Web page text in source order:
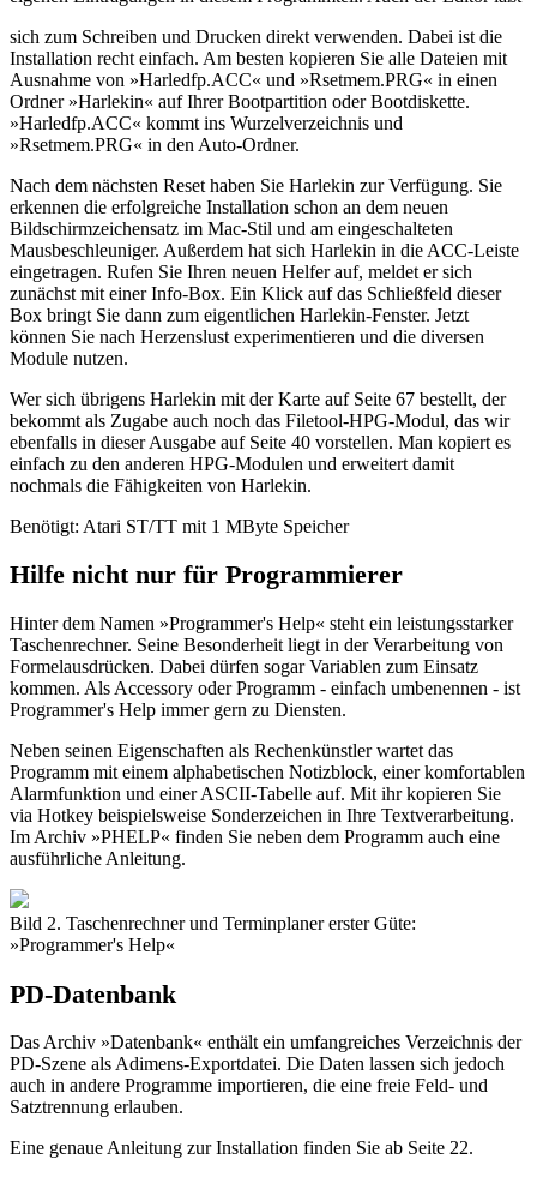
sich zum Schreiben und Drucken direkt verwenden. Dabei ist die
Installation recht einfach. Am besten kopieren Sie alle Dateien mit
Ausnahme von »Harledfp.ACC« und »Rsetmem.PRG« in einen
Ordner »Harlekin« auf Ihrer Bootpartition oder Bootdiskette.
»Harledfp.ACC« kommt ins Wurzelverzeichnis und
»Rsetmem.PRG« in den Auto-Ordner.
Nach dem nächsten Reset haben Sie Harlekin zur Verfügung. Sie
erkennen die erfolgreiche Installation schon an dem neuen
Bildschirmzeichensatz im Mac-Stil und am eingeschalteten
Mausbeschleuniger. Außerdem hat sich Harlekin in die ACC-Leiste
eingetragen. Rufen Sie Ihren neuen Helfer auf, meldet er sich
zunächst mit einer Info-Box. Ein Klick auf das Schließfeld dieser
Box bringt Sie dann zum eigentlichen Harlekin-Fenster. Jetzt
können Sie nach Herzenslust experimentieren und die diversen
Module nutzen.
Wer sich übrigens Harlekin mit der Karte auf Seite 67 bestellt, der
bekommt als Zugabe auch noch das Filetool-HPG-Modul, das wir
ebenfalls in dieser Ausgabe auf Seite 40 vorstellen. Man kopiert es
einfach zu den anderen HPG-Modulen und erweitert damit
nochmals die Fähigkeiten von Harlekin.
Benötigt: Atari ST/TT mit 1 MByte Speicher
Hilfe nicht nur für Programmierer
Hinter dem Namen »Programmer's Help« steht ein leistungsstarker
Taschenrechner. Seine Besonderheit liegt in der Verarbeitung von
Formelausdrücken. Dabei dürfen sogar Variablen zum Einsatz
kommen. Als Accessory oder Programm - einfach umbenennen - ist
Programmer's Help immer gern zu Diensten.
Neben seinen Eigenschaften als Rechenkünstler wartet das
Programm mit einem alphabetischen Notizblock, einer komfortablen
Alarmfunktion und einer ASCII-Tabelle auf. Mit ihr kopieren Sie
via Hotkey beispielsweise Sonderzeichen in Ihre Textverarbeitung.
Im Archiv »PHELP« finden Sie neben dem Programm auch eine
ausführliche Anleitung.
Bild 2. Taschenrechner und Terminplaner erster Güte:
»Programmer's Help«
PD-Datenbank
Das Archiv »Datenbank« enthält ein umfangreiches Verzeichnis der
PD-Szene als Adimens-Exportdatei. Die Daten lassen sich jedoch
auch in andere Programme importieren, die eine freie Feld- und
Satztrennung erlauben.
Eine genaue Anleitung zur Installation finden Sie ab Seite 22.